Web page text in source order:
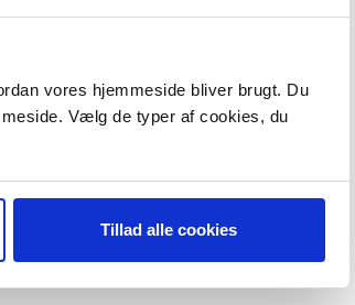
vores hjemmeside bliver brugt. Du
Vælg de typer af cookies, du
Tillad alle cookies